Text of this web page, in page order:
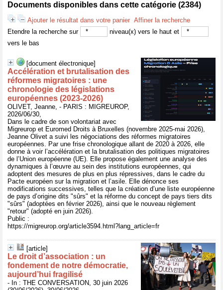
Documents disponibles dans cette catégorie (2384)
Ajouter le résultat dans votre panier Affiner la recherche
Etendre la recherche sur
niveau(x) vers le haut et
vers le bas
[document électronique]
Accélération et brutalisation des
réformes migratoires : une
chronologie des législations
européennes (2023-2026)
OLIVET, Jeanne, - PARIS : MIGREUROP,
2026/06/30,
Dans le cadre de son volontariat avec
Migreurop et Euromed Droits à Bruxelles (novembre 2025-mai 2026),
Jeanne Olivet a suivi les négociations des réformes migratoires
européennes. Par une frise chronologique allant de 2020 à 2026, elle
donne à voir l’accélération et la brutalisation des politiques migratoires
de l’Union européenne (UE). Elle propose également une analyse des
dynamiques à l’œuvre au sein des institutions européennes, qui
adoptent des mesures de plus en plus répressives, dans le cadre du
Pacte européen sur la migration et l’asile. Elle dénonce ses
modifications successives, telles que la création d’une liste européenne
de pays d’origine dits "sûrs" et la réforme du concept de pays tiers dits
"sûrs" (adoptées en février 2026), ainsi que le nouveau règlement
"retour" (adopté en juin 2026).
Public :
https://migreurop.org/article3594.html?lang_article=fr
[article]
Le droit d’association : un
fondement de notre démocratie,
aujourd’hui fragilisé
- In : THE CONVERSATION, 30 juin 2026